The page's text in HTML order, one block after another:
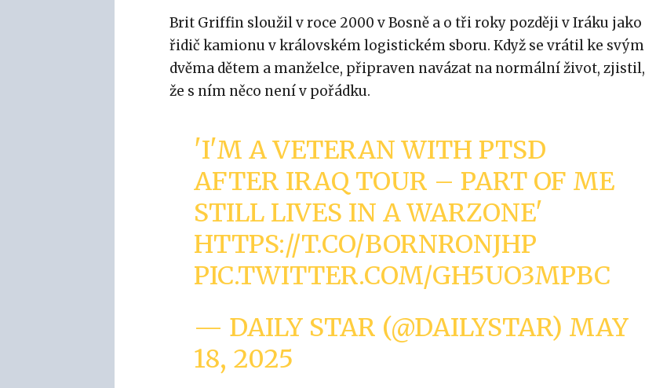
Brit Griffin sloužil v roce 2000 v Bosně a o tři roky později v Iráku jako
řidič kamionu v královském logistickém sboru. Když se vrátil ke svým
dvěma dětem a manželce, připraven navázat na normální život, zjistil,
že s ním něco není v pořádku.
'I'M A VETERAN WITH PTSD
AFTER IRAQ TOUR – PART OF ME
STILL LIVES IN A WARZONE'
HTTPS://T.CO/BORNRONJHP
PIC.TWITTER.COM/GH5UO3MPBC
— DAILY STAR (@DAILYSTAR) MAY
18, 2025